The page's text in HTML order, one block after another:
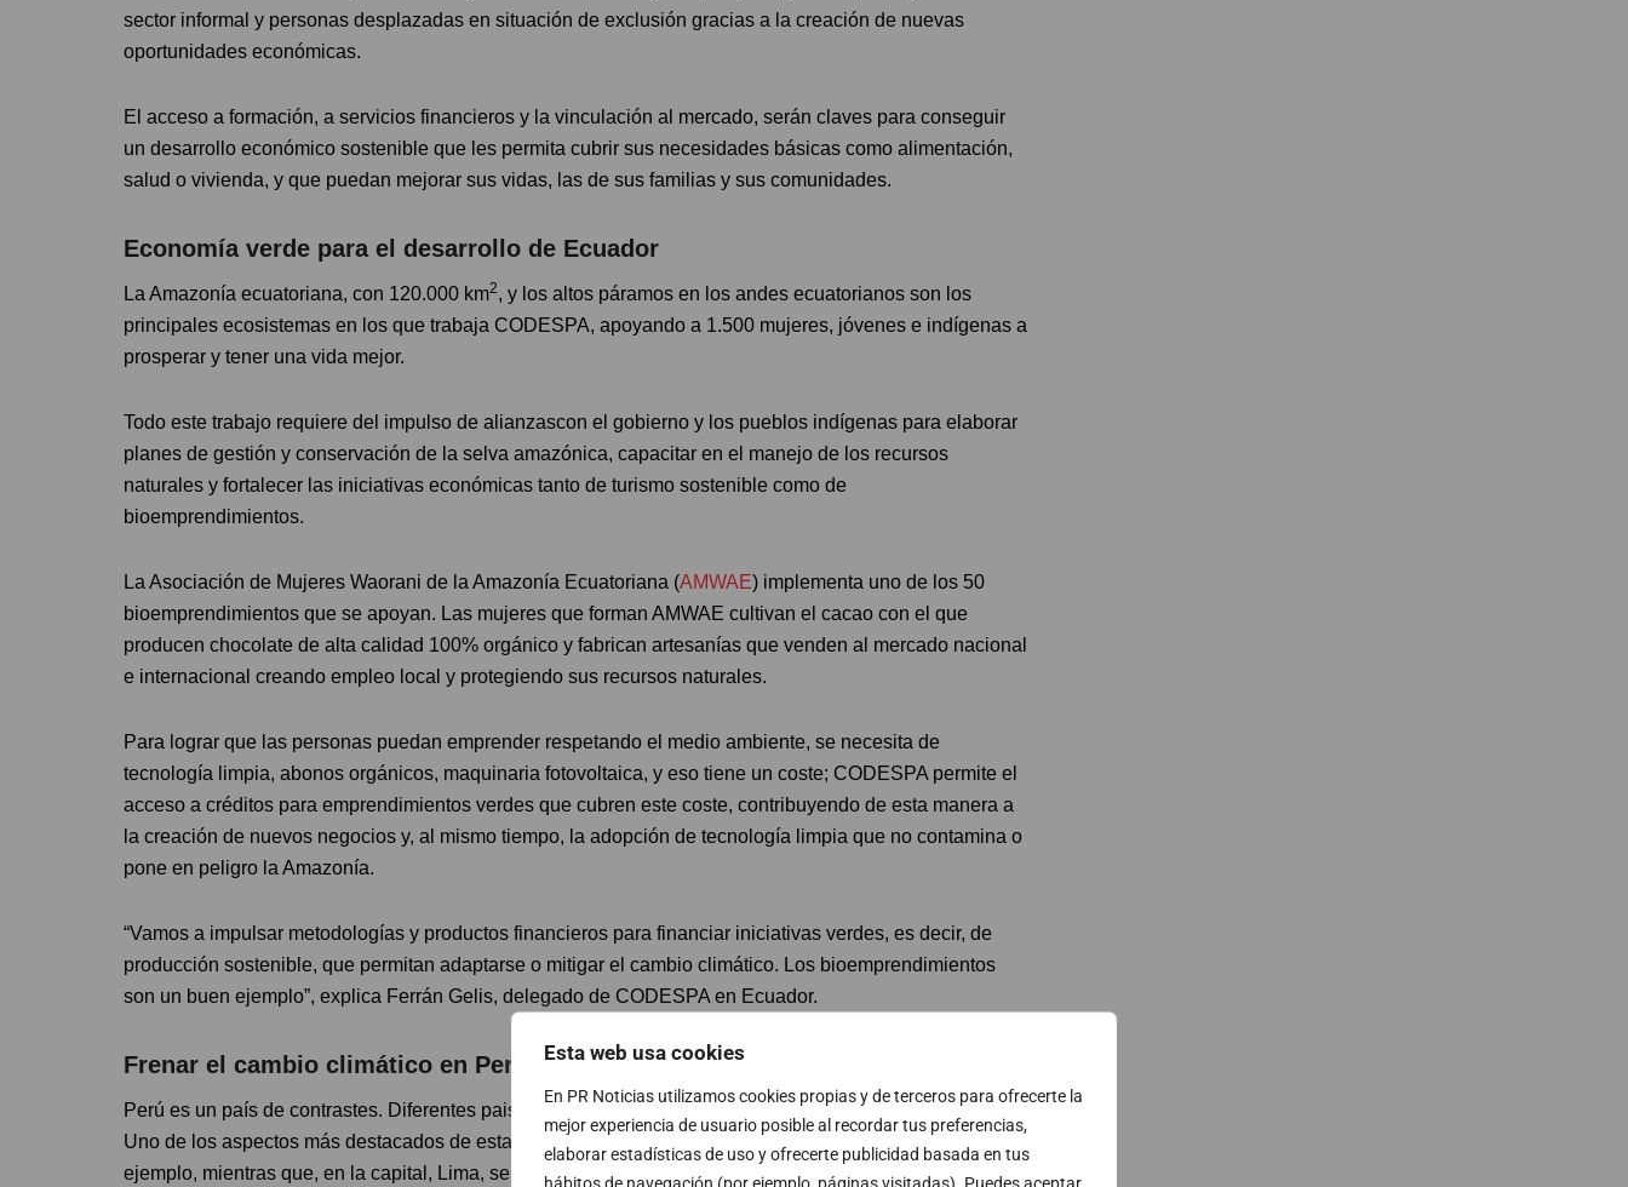
Esta web usa cookies
En PR Noticias utilizamos cookies propias y de terceros para ofrecerte la
mejor experiencia de usuario posible al recordar tus preferencias,
elaborar estadísticas de uso y ofrecerte publicidad basada en tus
hábitos de navegación (por ejemplo, páginas visitadas). Puedes aceptar
sector informal y personas desplazadas en situación de exclusión gracias a la creación de nuevas
oportunidades económicas.
El acceso a formación, a servicios financieros y la vinculación al mercado, serán claves para conseguir
un desarrollo económico sostenible que les permita cubrir sus necesidades básicas como alimentación,
salud o vivienda, y que puedan mejorar sus vidas, las de sus familias y sus comunidades.
Economía verde para el desarrollo de Ecuador
La Amazonía ecuatoriana, con 120.000 km2, y los altos páramos en los andes ecuatorianos son los
principales ecosistemas en los que trabaja CODESPA, apoyando a 1.500 mujeres, jóvenes e indígenas a
prosperar y tener una vida mejor.
Todo este trabajo requiere del impulso de alianzascon el gobierno y los pueblos indígenas para elaborar
planes de gestión y conservación de la selva amazónica, capacitar en el manejo de los recursos
naturales y fortalecer las iniciativas económicas tanto de turismo sostenible como de
bioemprendimientos.
La Asociación de Mujeres Waorani de la Amazonía Ecuatoriana (AMWAE) implementa uno de los 50
bioemprendimientos que se apoyan. Las mujeres que forman AMWAE cultivan el cacao con el que
producen chocolate de alta calidad 100% orgánico y fabrican artesanías que venden al mercado nacional
e internacional creando empleo local y protegiendo sus recursos naturales.
Para lograr que las personas puedan emprender respetando el medio ambiente, se necesita de
tecnología limpia, abonos orgánicos, maquinaria fotovoltaica, y eso tiene un coste; CODESPA permite el
acceso a créditos para emprendimientos verdes que cubren este coste, contribuyendo de esta manera a
la creación de nuevos negocios y, al mismo tiempo, la adopción de tecnología limpia que no contamina o
pone en peligro la Amazonía.
“Vamos a impulsar metodologías y productos financieros para financiar iniciativas verdes, es decir, de
producción sostenible, que permitan adaptarse o mitigar el cambio climático. Los bioemprendimientos
son un buen ejemplo”, explica Ferrán Gelis, delegado de CODESPA en Ecuador.
Frenar el cambio climático en Perú
Perú es un país de contrastes. Diferentes paisajes, culturas e incluso lenguas conviven en el día a día.
Uno de los aspectos más destacados de esta realidad es la desigualdad social y económica. Por
ejemplo, mientras que, en la capital, Lima, se concentran gran parte de los recursos y oportunidades,